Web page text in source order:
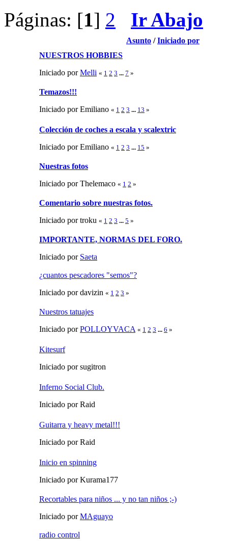
Páginas: [1] 2 Ir Abajo
Asunto /Iniciado por
NUESTROS HOBBIES
Iniciado porMelli « 1 2 3 ... 7 »
Temazos!!!
Iniciado por Emiliano « 1 2 3 ... 13 »
Colección de coches a escala y scalextric
Iniciado por Emiliano « 1 2 3 ... 15 »
Nuestras fotos
Iniciado por Thelemaco « 1 2 »
Comentario sobre nuestras fotos.
Iniciado por troku « 1 2 3 ... 5 »
IMPORTANTE, NORMAS DEL FORO.
Iniciado por Saeta
¿cuantos pescadores "semos"?
Iniciado por davizin « 1 2 3 »
Nuestros tatuajes
Iniciado porPOLLOYVACA « 1 2 3 ... 6 »
Kitesurf
Iniciado por sugitron
Inferno Social Club.
Iniciado por Raid
Guitarra y heavy metal!!!
Iniciado por Raid
Inicio en spinning
Iniciado por Kurama177
Recortables para niños ... y no tan niños ;-)
Iniciado porMAguayo
radio control